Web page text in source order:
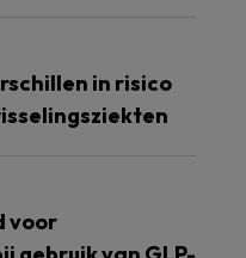
in risico
voor